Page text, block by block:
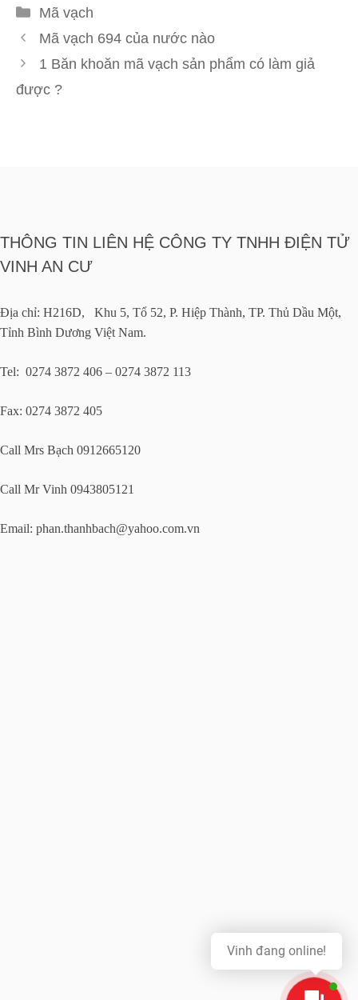
Danh
mục
Mã vạch
Mã vạch 694 của nước nào
1 Băn khoăn mã vạch sản phẩm có làm giả
được ?
THÔNG TIN LIÊN HỆ CÔNG TY TNHH ĐIỆN TỬ
VINH AN CƯ
Địa chỉ: H216D, Khu 5, Tổ 52, P. Hiệp Thành, TP. Thủ Dầu Một,
Tỉnh Bình Dương Việt Nam.
Tel: 0274 3872 406 – 0274 3872 113
Fax: 0274 3872 405
Call Mrs Bạch 0912665120
Call Mr Vinh 0943805121
Email: phan.thanhbach@yahoo.com.vn
Vinh đang online!